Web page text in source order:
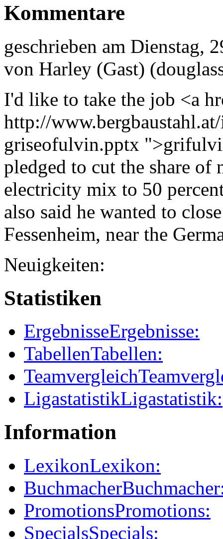
Kommentare
geschrieben am Dienstag,
von Harley (Gast)
I'd like to take the job <a
http://
griseofulvin.pptx
pledged to cut the share of
electricity mix to 50
also said he wanted to
Fessenheim, near the
Neuigkeiten:
Statistiken
ErgebnisseErgebnisse:
TabellenTabellen:
Teamvergleich
LigastatistikLigastatistik:
Information
LexikonLexikon:
Buchmacher
PromotionsPromotions:
SpecialsSpecials: